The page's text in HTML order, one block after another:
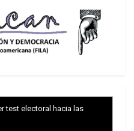
en discusión
año un “eventual
test electoral hacia las